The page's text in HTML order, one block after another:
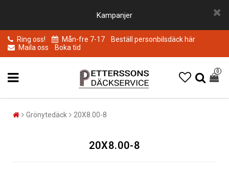
Kampanjer
Ring oss! Mån-fre 7-17
Beställ personbilsdäck här
Maila oss
Boka tid
0
Grönytedäck 20X8.00-8
20X8.00-8